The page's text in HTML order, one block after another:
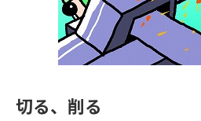
留学・進学関連、塾・予備校
大
内
大学入学共通テスト「受験上の
配慮案内」の請求
高
幼稚園教員資格認定試験
切る、削る